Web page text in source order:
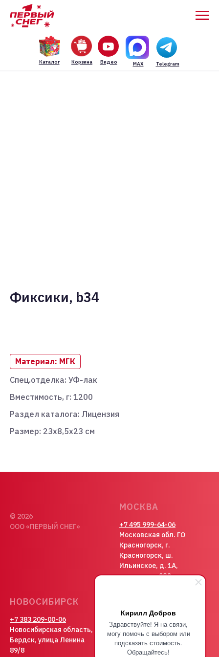
Кирилл Добров
Здравствуйте! Я на связи,
могу помочь с выбором или
подсказать стоимость.
Обращайтесь!
Каталог Видео
Корзина Telegram
MAX
Фиксики, b34
Материал: МГК
Спец.отделка: УФ-лак
Вместимость, г: 1200
Раздел каталога: Лицензия
Размер: 23х8,5х23 см
© 2026
ООО «ПЕРВЫЙ СНЕГ»
МОСКВА
+7 495 999-64-06
Московская обл. ГО
Красногорск, г.
Красногорск, ш.
Ильинское, д. 1А,
помещение 38С
НОВОСИБИРСК
+7 383 209-00-06
Новосибирская область,
Бердск, улица Ленина
89/8
mail@1sneg.ru
+7 985 999-64-06
WhatsApp
Политика